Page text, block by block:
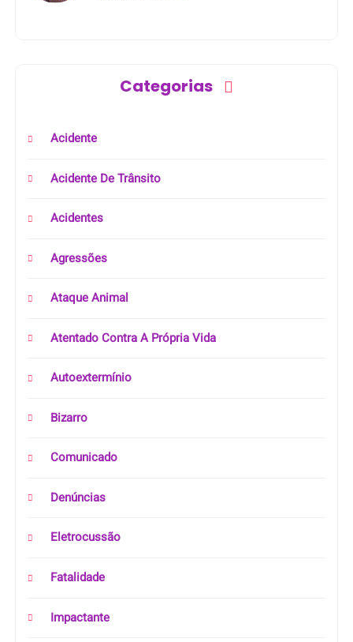
Categorias
Acidente
Acidente De Trânsito
Acidentes
Agressões
Ataque Animal
Atentado Contra A Própria Vida
Autoextermínio
Bizarro
Comunicado
Denúncias
Eletrocussão
Fatalidade
Impactante